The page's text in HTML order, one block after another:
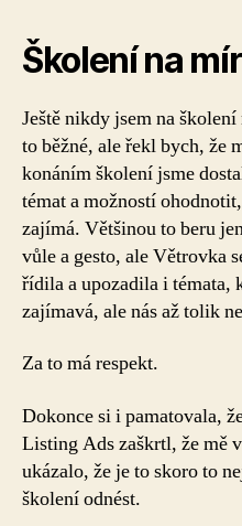
Školení na
Ještě nikdy jsem na
to běžné, ale řekl bych, že
konáním školení jsme
témat a možností
zajímá. Většinou to beru
vůle a gesto, ale Větrovka
řídila a upozadila i témata,
zajímavá, ale nás až tolik
Za to má respekt.
Dokonce si i pamatovala,
Listing Ads zaškrtl, že mě
ukázalo, že je to skoro to
školení odnést.